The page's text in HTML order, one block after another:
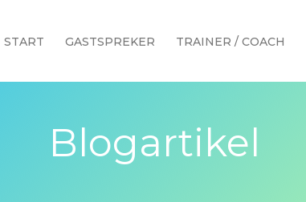
START GASTSPREKER TRAINER / COACH
Blogartikel